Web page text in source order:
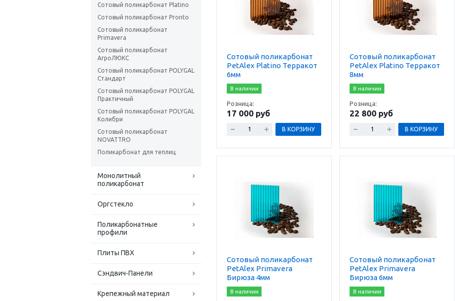
Сотовый поликарбонат Platino
Сотовый поликарбонат Pronto
Сотовый поликарбонат
Primavera
Сотовый поликарбонат
АгроЛЮКС
Сотовый поликарбонат POLYGAL
Стандарт
Сотовый поликарбонат POLYGAL
Практичный
Сотовый поликарбонат POLYGAL
Колибри
Сотовый поликарбонат
NOVATTRO
Поликарбонат для теплиц
Монолитный
поликарбонат
Оргстекло
Поликарбонатные
профили
Плиты ПВХ
Сэндвич-Панели
Крепежный материал
Сотовый поликарбонат
PetAlex Platino Терракот
6мм
В наличии
Розница:
17 000 руб
В КОРЗИНУ
Сотовый поликарбонат
PetAlex Platino Терракот
8мм
В наличии
Розница:
22 800 руб
В КОРЗИНУ
Сотовый поликарбонат
PetAlex Primavera
Бирюза 4мм
В наличии
Сотовый поликарбонат
PetAlex Primavera
Бирюза 6мм
В наличии